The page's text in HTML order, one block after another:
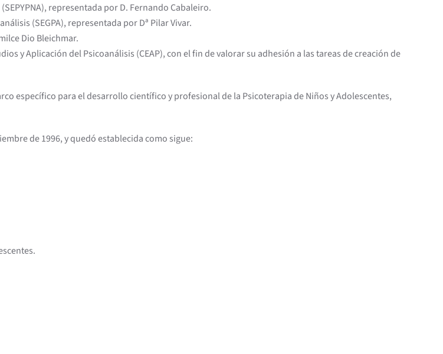
representada por D. Fernando Cabaleiro.
(SEGPA), representada por Dª Pilar Vivar.
Dio Bleichmar.
y Aplicación del Psicoanálisis (CEAP), con el fin de valorar su adhesión a las tareas de creación de
específico para el desarrollo científico y profesional de la Psicoterapia de Niños y Adolescentes,
de 1996, y quedó establecida como sigue: